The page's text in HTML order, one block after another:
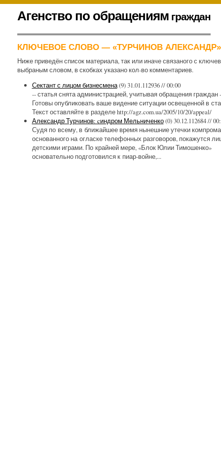
К
содержимому .
Агенство по обращениямграждан
КЛЮЧЕВОЕ СЛОВО — «ТУРЧИНОВ АЛЕКСАНДР»
Ниже приведён список материала, так или иначе связаного с
выбраным словом, в скобках указано кол-во комментариев.
Сектант с лицом бизнесмена(9)31.01.112936 // 00:00
-- статья снята администрацией, учитывая обращения граждан
Готовы опубликовать ваше видение ситуации освещенной в
Текст оставляйте в разделе http://agz.com.ua/2005/10/20/appeal/
Александр Турчинов: cиндром Мельниченко(0)30.12.112684 //
Судя по всему, в ближайшее время нынешние утечки
основанного на огласке телефонных разговоров, покажутся
детскими играми. По крайней мере, «Блок Юлии Тимошенко»
основательно подготовился к пиар-войне,...